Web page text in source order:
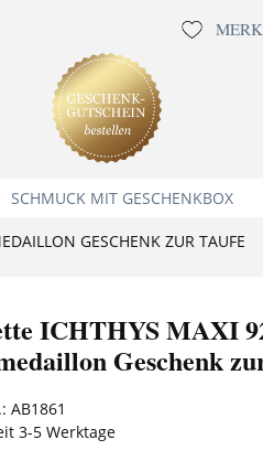
SCHMUCK MIT GESCHENKBOX
GESCHENK ZUR TAUFE
ICHTHYS MAXI
Geschenk
AB1861
3-5 Werktage